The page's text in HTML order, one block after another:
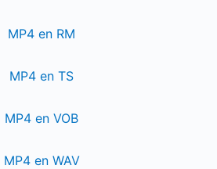
MP4 en RM
MP4 en TS
MP4 en VOB
MP4 en WAV